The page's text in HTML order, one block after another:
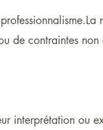
La
de contraintes non
interprétation ou